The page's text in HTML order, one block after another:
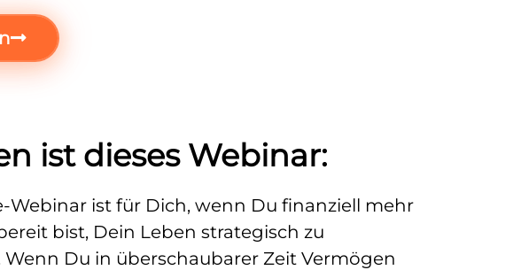
ist dieses Webinar:
Webinar ist für Dich, wenn Du finanziell mehr
bist, Dein Leben strategisch zu
Wenn Du in überschaubarer Zeit Vermögen